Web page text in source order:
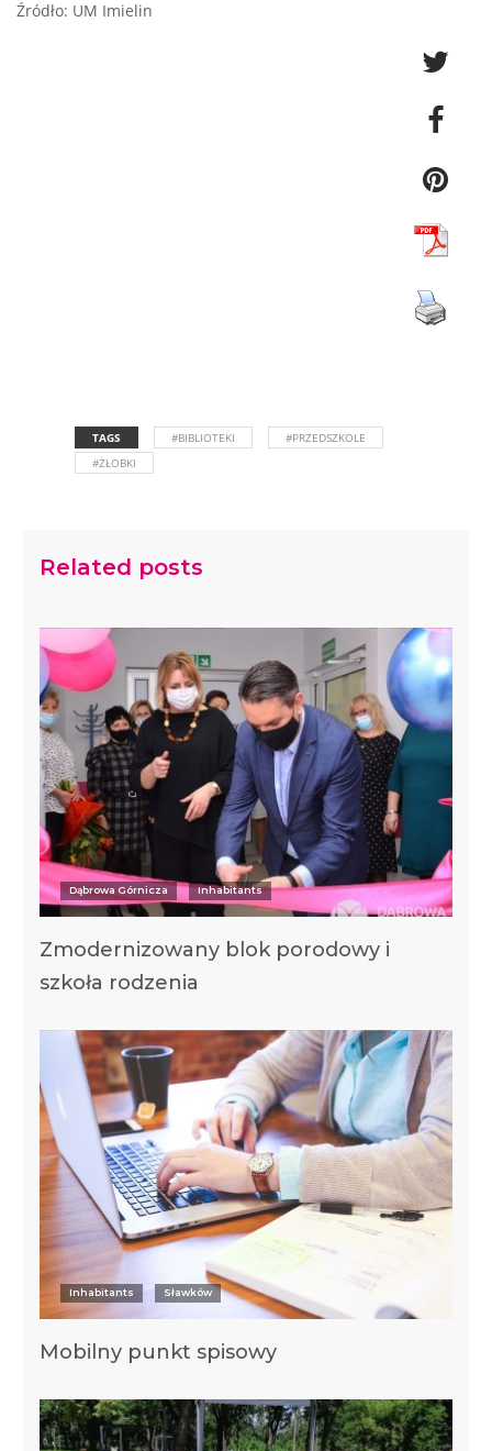
Źródło: UM Imielin
TAGS #BIBLIOTEKI
#PRZEDSZKOLE
#ŻŁOBKI
Related posts
Dąbrowa Górnicza Inhabitants
Zmodernizowany blok porodowy i
szkoła rodzenia
Inhabitants Sławków
Mobilny punkt spisowy